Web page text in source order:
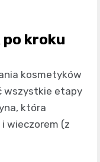
kroku
kosmetyków
wszystkie etapy
która
wieczorem (z